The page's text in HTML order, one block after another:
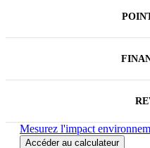
Mesurez l'impact
Accéder au calculateur